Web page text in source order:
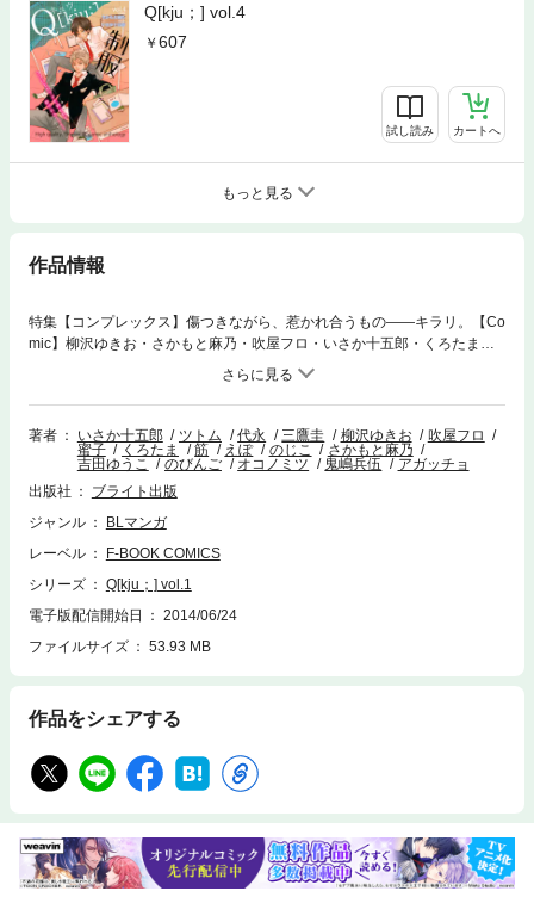
Q[kju；] vol.4
607
試し読み カートへ
もっと見る
作品情報
特集【コンプレックス】傷つきながら、惹かれ合うもの――キラリ。【Co
mic】柳沢ゆきお・さかもと麻乃・吹屋フロ・いさか十五郎・くろたま・
著者 いさか十五郎 ツトム 代永 三鷹圭 柳沢ゆきお
吹屋フロ
蜜子
くろたま 筋 えぽ のじこ
さかもと麻乃
吉田ゆうこ
のびんご オコノミツ 鬼嶋兵伍
アガッチョ
出版社
ブライト出版
ジャンル
BLマンガ
レーベル
F-BOOK COMICS
シリーズ
Q[kju；] vol.1
電子版配信開始日
2014/06/24
ファイルサイズ
53.93 MB
作品をシェアする